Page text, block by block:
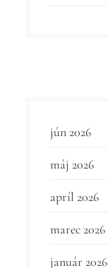
jún 2026
máj 2026
apríl 2026
marec 2026
január 2026